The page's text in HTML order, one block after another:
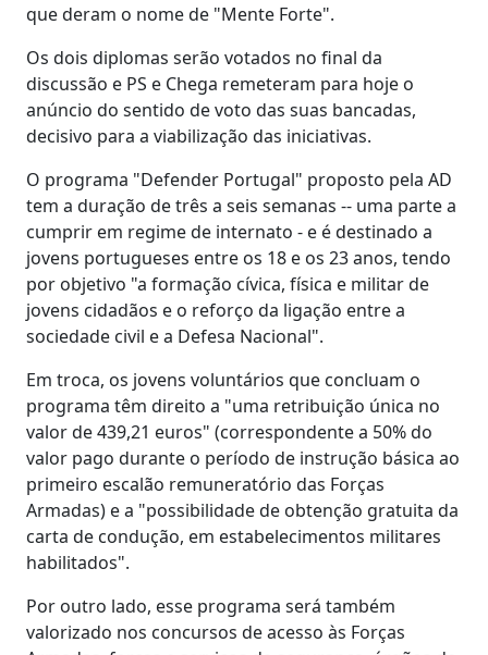
que deram o nome de "Mente Forte".
Os dois diplomas serão votados no final da
discussão e PS e Chega remeteram para hoje o
anúncio do sentido de voto das suas bancadas,
decisivo para a viabilização das iniciativas.
O programa "Defender Portugal" proposto pela AD
tem a duração de três a seis semanas -- uma parte a
cumprir em regime de internato - e é destinado a
jovens portugueses entre os 18 e os 23 anos, tendo
por objetivo "a formação cívica, física e militar de
jovens cidadãos e o reforço da ligação entre a
sociedade civil e a Defesa Nacional".
Em troca, os jovens voluntários que concluam o
programa têm direito a "uma retribuição única no
valor de 439,21 euros" (correspondente a 50% do
valor pago durante o período de instrução básica ao
primeiro escalão remuneratório das Forças
Armadas) e a "possibilidade de obtenção gratuita da
carta de condução, em estabelecimentos militares
habilitados".
Por outro lado, esse programa será também
valorizado nos concursos de acesso às Forças